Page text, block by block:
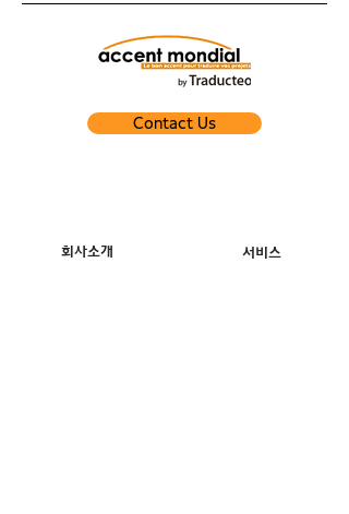
Contact Us
회사소개 서비스